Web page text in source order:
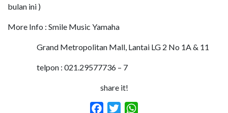
bulan ini )
More Info : Smile Music Yamaha
Grand Metropolitan Mall, Lantai LG 2 No 1A & 11
telpon : 021.29577736 – 7
share it!
Facebook
Twitter